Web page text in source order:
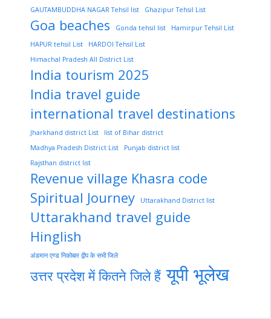
GAUTAMBUDDHA NAGAR Tehsil list
Ghazipur Tehsil List
Goa beaches Gonda tehsil list
Hamirpur Tehsil List
HAPUR tehsil List
HARDOI Tehsil List
Himachal Pradesh All District List
India tourism 2025
India travel guide
international travel destinations
Jharkhand district List
list of Bihar district
Madhya Pradesh District List
Punjab district list
Rajsthan district list
Revenue village Khasra code
Spiritual Journey
Uttarakhand District list
Uttarakhand travel guide
Hinglish
अंडमान एण्ड निकोबार द्वीप के सभी जिले
उत्तर प्रदेश में कितने जिले हैं यूपी भूलेख